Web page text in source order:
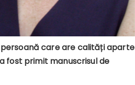
care are calități aparte
fost primit manuscrisul de